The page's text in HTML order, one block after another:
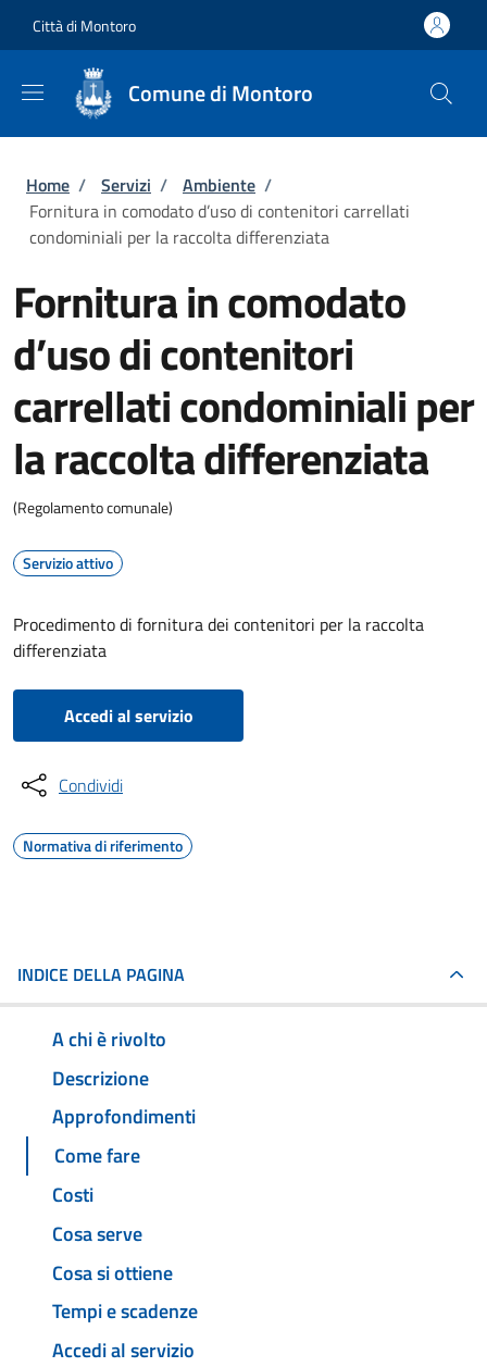
Città di Montoro
Comune di Montoro
Briciole di pane
Home / Servizi / Ambiente /
Fornitura in comodato d’uso di contenitori carrellati
condominiali per la raccolta differenziata
Fornitura in comodato
d’uso di contenitori
carrellati condominiali per
la raccolta differenziata
(Regolamento comunale)
Servizio attivo
Procedimento di fornitura dei contenitori per la raccolta
differenziata
Accedi al servizio
Condividi
Normativa di riferimento
INDICE DELLA PAGINA
A chi è rivolto
Descrizione
Approfondimenti
Come fare
Costi
Cosa serve
Cosa si ottiene
Tempi e scadenze
Accedi al servizio